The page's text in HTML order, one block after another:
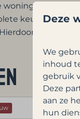
woning
keuken met
is
Deze
We
inhoud
gebruik
Deze
aan ze
hun